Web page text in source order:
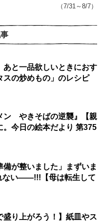
（7/31～8/7）
あと一品欲しいときにおす
スの炒めもの」のレシピ
ン やきそばの逆襲』【親
。今日の絵本だより 第375
備が整いました」まずいま
ない――!!!【母は転生して
盛り上がろう！】紙皿やス